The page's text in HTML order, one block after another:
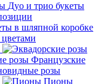
Дуо и трио букеты
в шляпной коробке
Французские
розы
Пионы